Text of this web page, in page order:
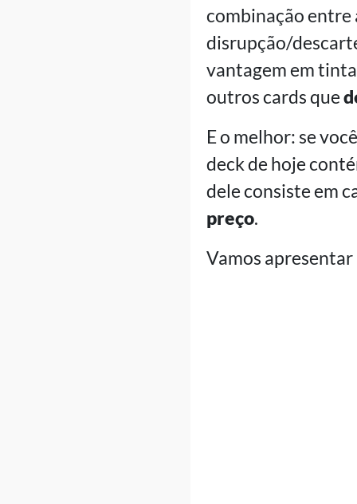
combinação entre
disrupção/
vantagem em
outros cards que
E o melhor: se
deck de hoje
dele consiste em
preço.
Vamos